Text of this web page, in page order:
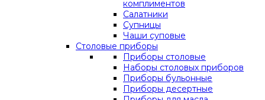
комплиментов
Салатники
Супницы
Чаши суповые
Столовые приборы
Приборы столовые
Наборы столовых приборов
Приборы бульонные
Приборы десертные